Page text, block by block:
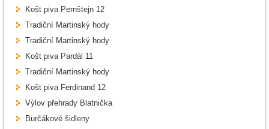
Košt piva Pernštejn 12
Tradiční Martinský hody
Tradiční Martinský hody
Košt piva Pardál 11
Tradiční Martinský hody
Košt piva Ferdinand 12
Výlov přehrady Blatnička
Burčákové šidleny